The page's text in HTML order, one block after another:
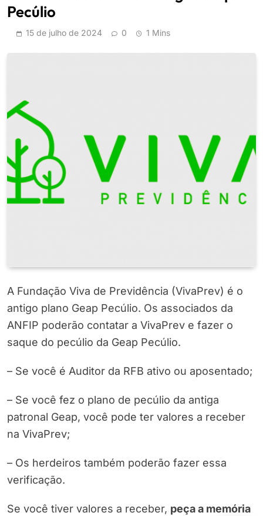
Pecúlio
15 de julho de 2024 0 1 Mins
A Fundação Viva de Previdência (VivaPrev) é o
antigo plano Geap Pecúlio. Os associados da
ANFIP poderão contatar a VivaPrev e fazer o
saque do pecúlio da Geap Pecúlio.
– Se você é Auditor da RFB ativo ou aposentado;
– Se você fez o plano de pecúlio da antiga
patronal Geap, você pode ter valores a receber
na VivaPrev;
– Os herdeiros também poderão fazer essa
verificação.
Se você tiver valores a receber, peça a memória